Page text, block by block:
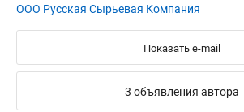
ООО Русская Сырьевая Компания
Показать e-mail
3 объявления автора